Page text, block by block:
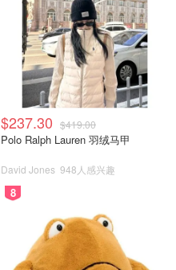
$237.30 $419.00
Polo Ralph Lauren 羽绒马甲
David Jones 948人感兴趣
8